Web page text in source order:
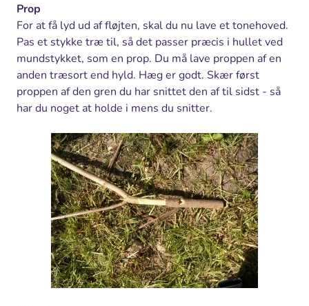
Prop
For at få lyd ud af fløjten, skal du nu lave et tonehoved.
Pas et stykke træ til, så det passer præcis i hullet ved
mundstykket, som en prop. Du må lave proppen af en
anden træsort end hyld. Hæg er godt. Skær først
proppen af den gren du har snittet den af til sidst - så
har du noget at holde i mens du snitter.